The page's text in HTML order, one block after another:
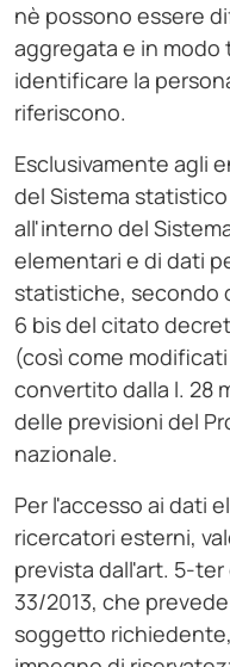
nè possono essere
aggregata e in modo
identificare la
riferiscono.
Esclusivamente agli
del Sistema
all'interno del
elementari e di dati
statistiche, secondo
6 bis del citato
(così come
convertito dalla l. 28
delle previsioni del
nazionale.
Per l'accesso ai dati
ricercatori esterni,
prevista dall'art. 5-
33/2013, che
soggetto